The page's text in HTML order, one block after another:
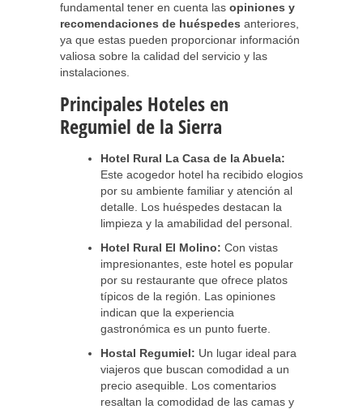
fundamental tener en cuenta las opiniones y
recomendaciones de huéspedes anteriores,
ya que estas pueden proporcionar información
valiosa sobre la calidad del servicio y las
instalaciones.
Principales Hoteles en
Regumiel de la Sierra
Hotel Rural La Casa de la Abuela:
Este acogedor hotel ha recibido elogios
por su ambiente familiar y atención al
detalle. Los huéspedes destacan la
limpieza y la amabilidad del personal.
Hotel Rural El Molino: Con vistas
impresionantes, este hotel es popular
por su restaurante que ofrece platos
típicos de la región. Las opiniones
indican que la experiencia
gastronómica es un punto fuerte.
Hostal Regumiel: Un lugar ideal para
viajeros que buscan comodidad a un
precio asequible. Los comentarios
resaltan la comodidad de las camas y